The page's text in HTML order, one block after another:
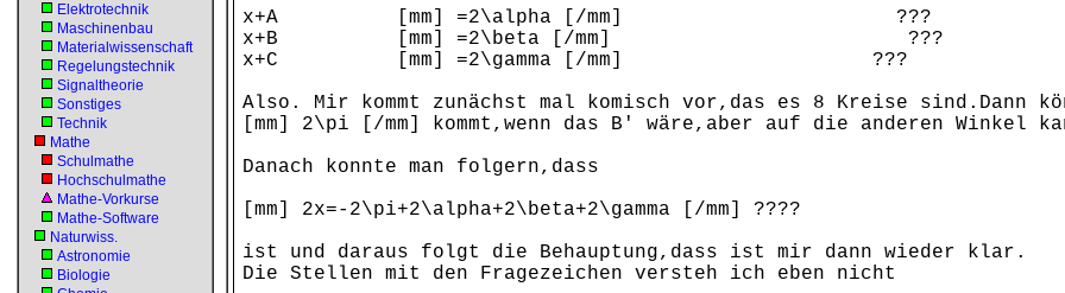
Elektrotechnik
Maschinenbau
Materialwissenschaft
Regelungstechnik
Signaltheorie
Sonstiges
Technik
Mathe
Schulmathe
Hochschulmathe
Mathe-Vorkurse
Mathe-Software
Naturwiss.
Astronomie
Biologie
x+A [mm] =2\alpha [/mm] ???
x+B [mm] =2\beta [/mm] ???
x+C [mm] =2\gamma [/mm] ???
Also. Mir kommt zunächst mal komisch vor,das es 8 Kreise sind.Dann
[mm] 2\pi [/mm] kommt,wenn das B' wäre,aber auf die anderen Winkel
Danach konnte man folgern,dass
[mm] 2x=-2\pi+2\alpha+2\beta+2\gamma [/mm] ????
ist und daraus folgt die Behauptung,dass ist mir dann wieder klar.
Die Stellen mit den Fragezeichen versteh ich eben nicht